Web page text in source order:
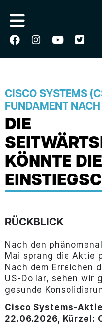
CISCO SYSTEMS
FUNDAMENT
DIE
KÖNNTE
RÜCKBLICK
Nach den
Mai sprang die Aktie
Nach dem Erreichen
US-Dollar, sehen wir
gesunde
Cisco Systems-
22.06.2026, Kürzel: